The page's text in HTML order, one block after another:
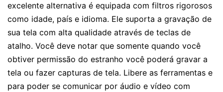
excelente alternativa é equipada com filtros rigorosos
como idade, país e idioma. Ele suporta a gravação de
sua tela com alta qualidade através de teclas de
atalho. Você deve notar que somente quando você
obtiver permissão do estranho você poderá gravar a
tela ou fazer capturas de tela. Libere as ferramentas e
para poder se comunicar por áudio e vídeo com